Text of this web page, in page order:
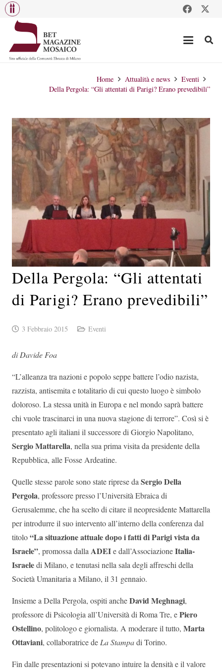
Home Attualità e news
Eventi
Della Pergola: “Gli attentati di Parigi? Erano prevedibili”
Della Pergola: “Gli attentati
di Parigi? Erano prevedibili”
3 Febbraio 2015 Eventi
di Davide Foa
“L’alleanza tra nazioni e popolo seppe battere l’odio nazista,
razzista, antisemita e totalitario di cui questo luogo è simbolo
doloroso. La stessa unità in Europa e nel mondo saprà battere
chi vuole trascinarci in una nuova stagione di terrore”. Così si è
presentato agli italiani il successore di Giorgio Napolitano,
Sergio Mattarella, nella sua prima visita da presidente della
Repubblica, alle Fosse Ardeatine.
Quelle stesse parole sono state riprese da Sergio Della
Pergola, professore presso l’Università Ebraica di
Gerusalemme, che ha scelto di citare il neopresidente Mattarella
per introdurre il suo intervento all’interno della conferenza dal
titolo“La situazione attuale dopo i fatti di Parigi vista da
Israele”, promossa dalla ADEIe dall’AssociazioneItalia-
Israeledi Milano, e tenutasi nella sala degli affreschi della
Società Umanitaria a Milano, il 31 gennaio.
Insieme a Della Pergola, ospiti ancheDavid Meghnagi,
professore di Psicologia all’Università di Roma Tre, ePiero
Ostellino, politologo e giornalista. A moderare il tutto, Marta
Ottaviani, collaboratrice de La Stampadi Torino.
Fin dalle presentazioni si potevano intuire la densità e il valore